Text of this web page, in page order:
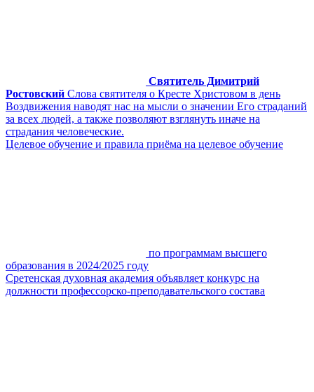
Святитель Димитрий
Ростовский Слова святителя о Кресте Христовом в день
Воздвижения наводят нас на мысли о значении Его страданий
за всех людей, а также позволяют взглянуть иначе на
страдания человеческие.
Целевое обучение и правила приёма на целевое обучение
по программам высшего
образования в 2024/2025 году
Сретенская духовная академия объявляет конкурс на
должности профессорско-преподавательского состава